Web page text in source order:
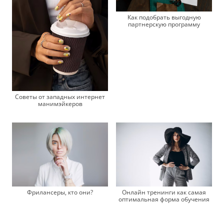
Советы от западных интернет
манимэйкеров
Как подобрать выгодную
партнерскую программу
Фрилансеры, кто они?
Онлайн тренинги как самая
оптимальная форма обучения